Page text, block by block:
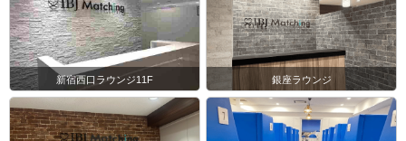
新宿西口ラウンジ11F 銀座ラウンジ